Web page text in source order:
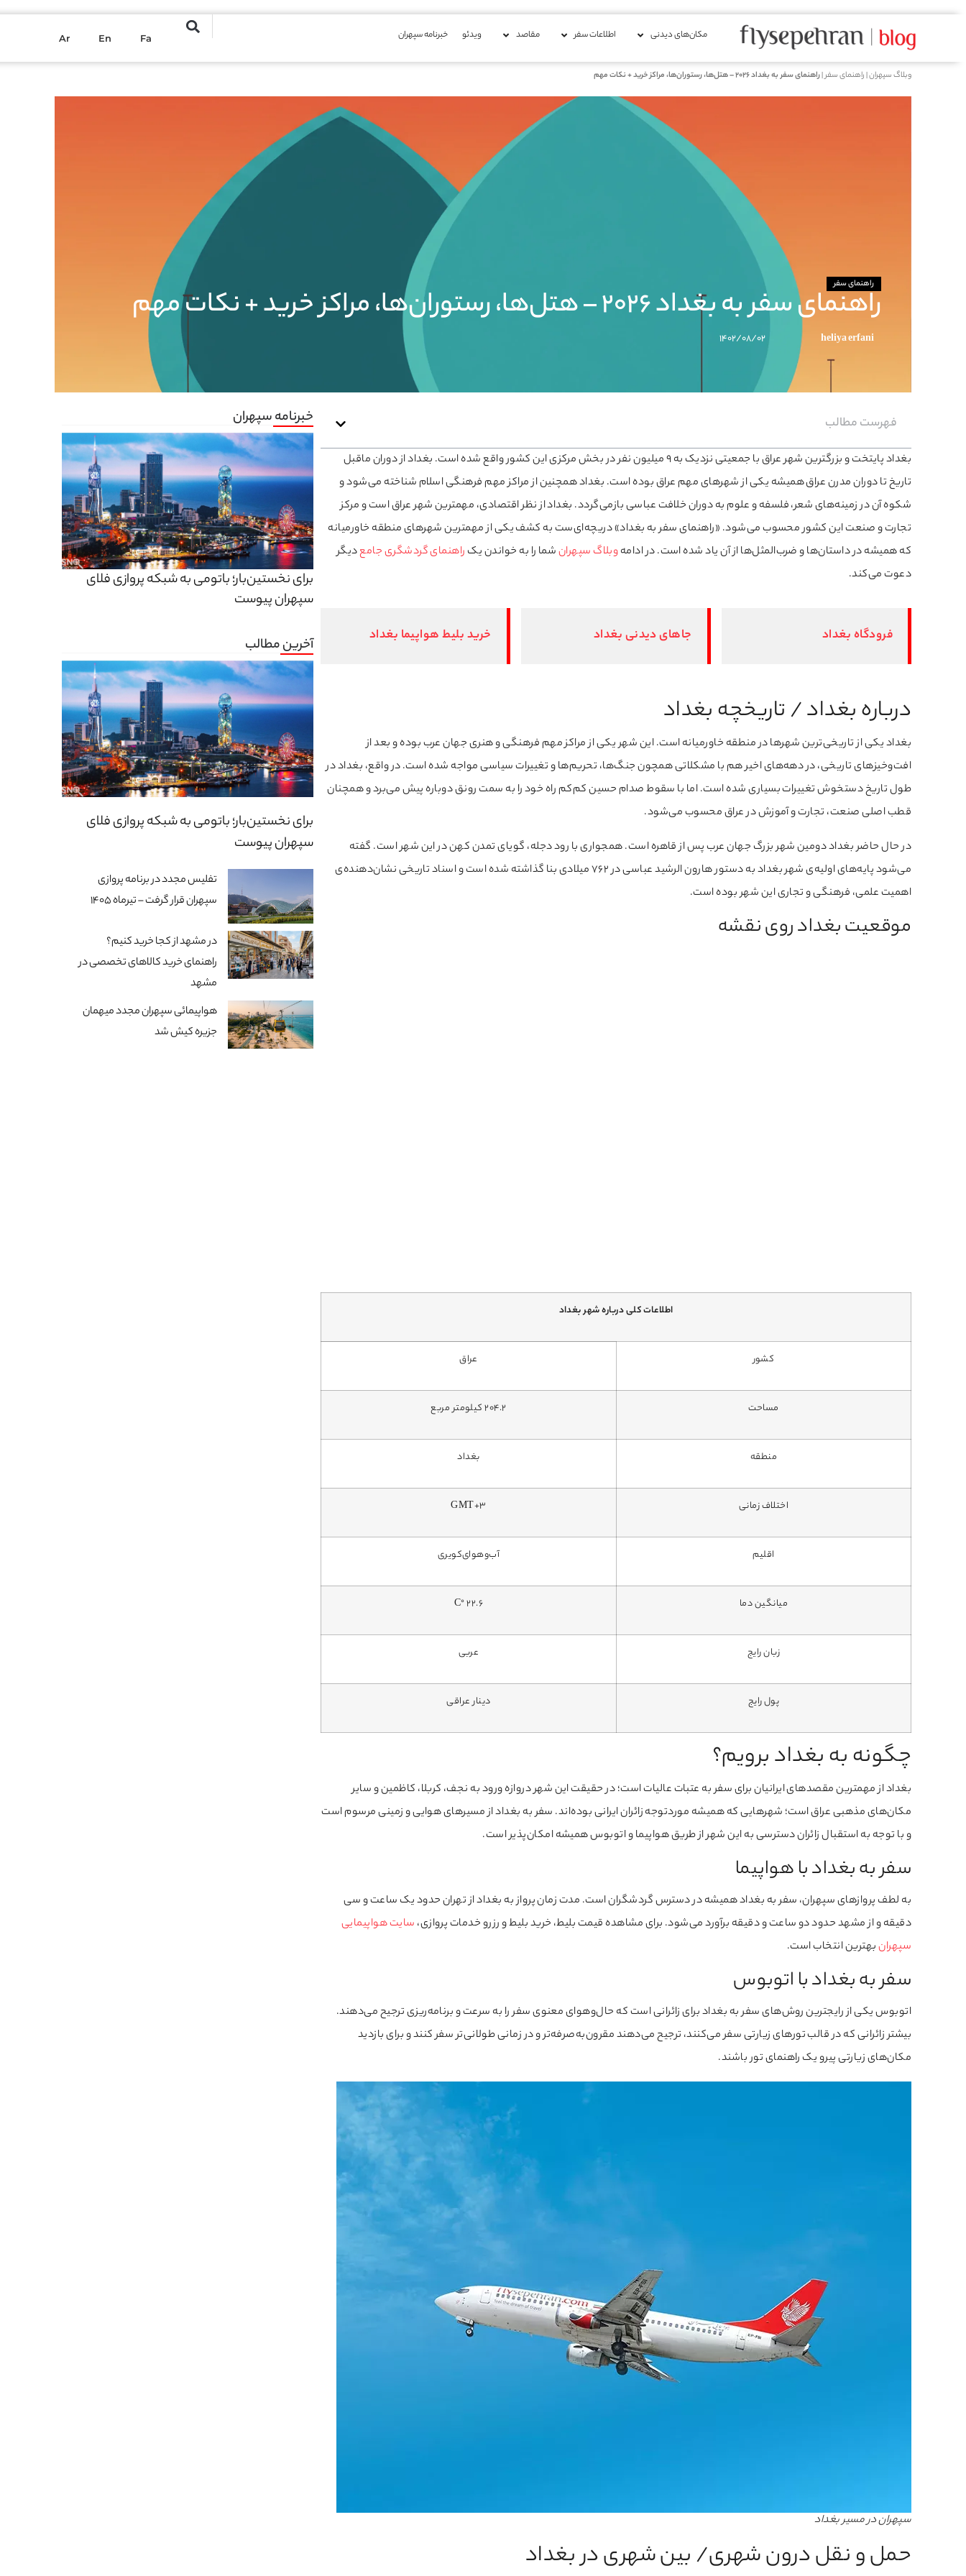
مکان‌های دیدنی اطلاعات سفر مقاصد ویدئو خبرنامه سپهران Fa
En
Ar
وبلاگ سپهران|راهنمای سفر|راهنمای سفر به بغداد 2026 – هتل‌ها، رستوران‎‌ها، مراکز خرید + نکات مهم
راهنمای سفر
راهنمای سفر به بغداد 2026 – هتل‌ها، رستوران‎‌ها، مراکز خرید + نکات مهم
heliya erfani ۱۴۰۲/۰۸/۰۲
فهرست مطالب
بغداد پایتخت و بزرگترین شهر عراق با جمعیتی نزدیک به ۹ میلیون نفر در بخش مرکزی این کشور واقع شده است. بغداد از دوران ماقبل
تاریخ تا دوران مدرن عراق همیشه یکی از شهرهای مهم عراق بوده است. بغداد همچنین از مراکز مهم‌ فرهنگی اسلام شناخته می‌شود و
شکوه آن در زمینه‌های شعر، فلسفه و علوم به دوران خلافت عباسی بازمی‌گردد. بغداد از نظر اقتصادی، مهمترین شهر عراق است و مرکز
تجارت و صنعت این کشور محسوب می‌شود. «راهنمای سفر به بغداد» دریچه‌ای‌ست به کشف یکی از مهمترین شهرهای منطقه خاورمیانه
که همیشه در داستان‌ها و ضرب‌المثل‌ها از آن یاد شده است. در ادامهوبلاگ‌ سپهرانشما را به خواندن یکراهنمای گردشگری جامعدیگر
دعوت می‌کند.
فرودگاه بغداد جاهای دیدنی بغداد خرید بلیط هواپیما بغداد
درباره بغداد / تاریخچه بغداد
بغداد یکی از تاریخی‌ترین شهرها در منطقه خاورمیانه است. این شهر یکی‌ از مراکز مهم‌ فرهنگی‌ و‌ هنری جهان عرب بوده و بعد از
افت‌وخیزهای تاریخی، در دهه‌های اخیر هم با مشکلاتی همچون جنگ‌ها، تحریم‌ها و تغییرات سیاسی مواجه شده است. در واقع، بغداد در
طول تاریخ دستخوش تغییرات بسیاری شده است. اما با سقوط صدام حسین کم‌کم راه خود را به سمت رونق دوباره پیش می‌برد و همچنان
قطب اصلی صنعت، تجارت و آموزش در عراق محسوب می‌شود.
در حال حاضر بغداد دومین‌ شهر بزرگ جهان‌ عرب پس از قاهره است. همجواری با رود‌ دجله، گویای تمدن کهن در این شهر است. گفته
می‌شود پایه‌های اولیه‌ی شهر بغداد به دستور هارون الرشید عباسی در 762 میلادی بنا گذاشته شده است و اسناد تاریخی نشان‌دهنده‌ی
اهمیت علمی، فرهنگی و تجاری این شهر بوده است.
موقعیت بغداد روی نقشه
اطلاعات کلی درباره شهر بغداد
کشور عراق
مساحت 204.2 کیلومتر مربع
منطقه بغداد
اختلاف زمانی GMT+3
اقلیم آب‌وهوای‌کویری
میانگین دما 22.6 °C
زبان رایج عربی
پول رایج دینار عراقی
چگونه به بغداد برویم؟
بغداد از مهمترین مقصدهای ایرانیان برای سفر به عتبات عالیات است؛ در حقیقت این شهر دروازه ورود به نجف، کربلا، کاظمین و سایر
مکان‌های مذهبی عراق است؛ شهرهایی که همیشه موردتوجه زائران ایرانی بوده‌اند. سفر به بغداد از مسیرهای هوایی و زمینی مرسوم است
و با توجه به استقبال زائران دسترسی به این شهر از طریق هواپیما و اتوبوس همیشه امکان‌پذیر است.
سفر به بغداد با هواپیما
به لطف پروازهای سپهران، سفر به بغداد همیشه در دسترس گردشگران است. مدت زمان پرواز به بغداد از تهران حدود یک ساعت‌ و سی
دقیقه و از مشهد حدود دو ساعت ‌و دقیقه برآورد می‌شود. برای مشاهده قیمت بلیط، خرید بلیط و رزرو خدمات پروازی، سایت هواپیمایی
سپهرانبهترین انتخاب است.
سفر به بغداد با اتوبوس
اتوبوس یکی از رایجترین روش‌های سفر به بغداد برای زائرانی است که حال‌وهوای معنوی سفر را به سرعت و برنامه‌ریزی ترجیح می‌دهند.
بیشتر زائرانی که در قالب تورهای زیارتی سفر می‌کنند، ترجیح می‌دهند مقرون‌به‌صرفه‌تر و در زمانی طولانی‌تر سفر کنند و برای بازدید
مکان‌های زیارتی پیرو یک راهنمای تور باشند.
سپهران در مسیر بغداد
حمل و نقل درون شهری/ بین شهری در بغداد
خبرنامه سپهران
برای نخستین‌بار؛ باتومی به شبکه پروازی فلای
سپهران پیوست
آخرین مطالب
برای نخستین‌بار؛ باتومی به شبکه پروازی فلای
سپهران پیوست
تفلیس مجدد در برنامه پروازی
سپهران قرار گرفت – تیرماه 1405
در مشهد از کجا خرید کنیم؟
راهنمای خرید کالاهای تخصصی در
مشهد
هواپیمائی سپهران مجدد میهمان
جزیره کیش شد